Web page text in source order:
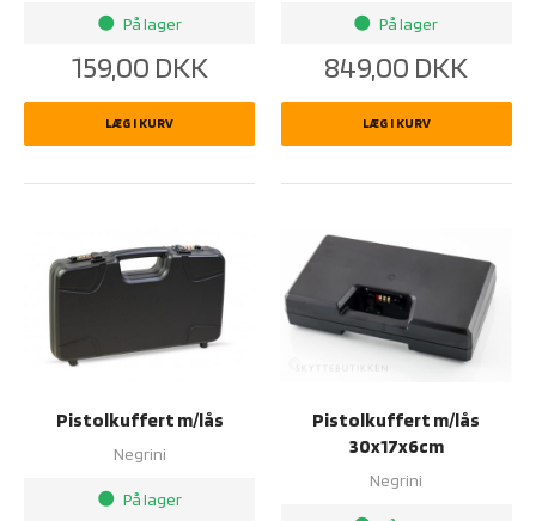
brightness_1 På lager
159,00 DKK
LÆG I KURV
brightness_1 På lager
849,00 DKK
LÆG I KURV
Pistolkuffert m/lås
Negrini
brightness_1 På lager
Pistolkuffert m/lås
30x17x6cm
Negrini